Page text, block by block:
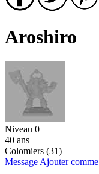
Aroshiro
Niveau 0
40 ans
Colomiers (31)
Message Ajouter